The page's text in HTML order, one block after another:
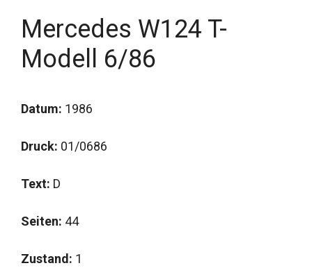
Mercedes W124 T-
Modell 6/86
Datum: 1986
Druck: 01/0686
Text: D
Seiten: 44
Zustand: 1